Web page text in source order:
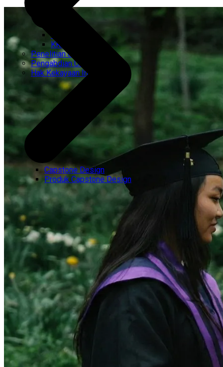
CEMTI
KK Regresi
Penelitian Unggulan
Pengabdian Unggulan
Hak Kekayaan Intelektual
Capstone Design
Produk Capstone Design